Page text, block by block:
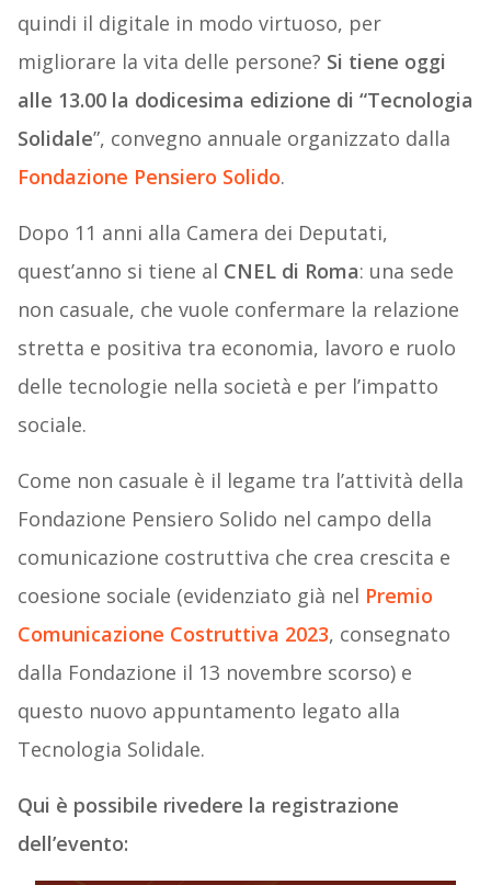
quindi il digitale in modo virtuoso, per
migliorare la vita delle persone? Si tiene oggi
alle 13.00 la dodicesima edizione di “Tecnologia
Solidale”, convegno annuale organizzato dalla
Fondazione Pensiero Solido.
Dopo 11 anni alla Camera dei Deputati,
quest’anno si tiene al CNEL di Roma: una sede
non casuale, che vuole confermare la relazione
stretta e positiva tra economia, lavoro e ruolo
delle tecnologie nella società e per l’impatto
sociale.
Come non casuale è il legame tra l’attività della
Fondazione Pensiero Solido nel campo della
comunicazione costruttiva che crea crescita e
coesione sociale (evidenziato già nel Premio
Comunicazione Costruttiva 2023, consegnato
dalla Fondazione il 13 novembre scorso) e
questo nuovo appuntamento legato alla
Tecnologia Solidale.
Qui è possibile rivedere la registrazione
dell’evento: